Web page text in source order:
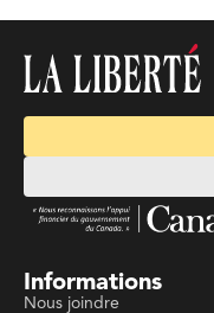
Informations
Nous joindre